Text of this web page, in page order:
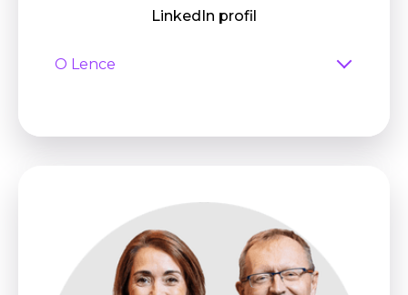
LinkedIn profil
O Lence